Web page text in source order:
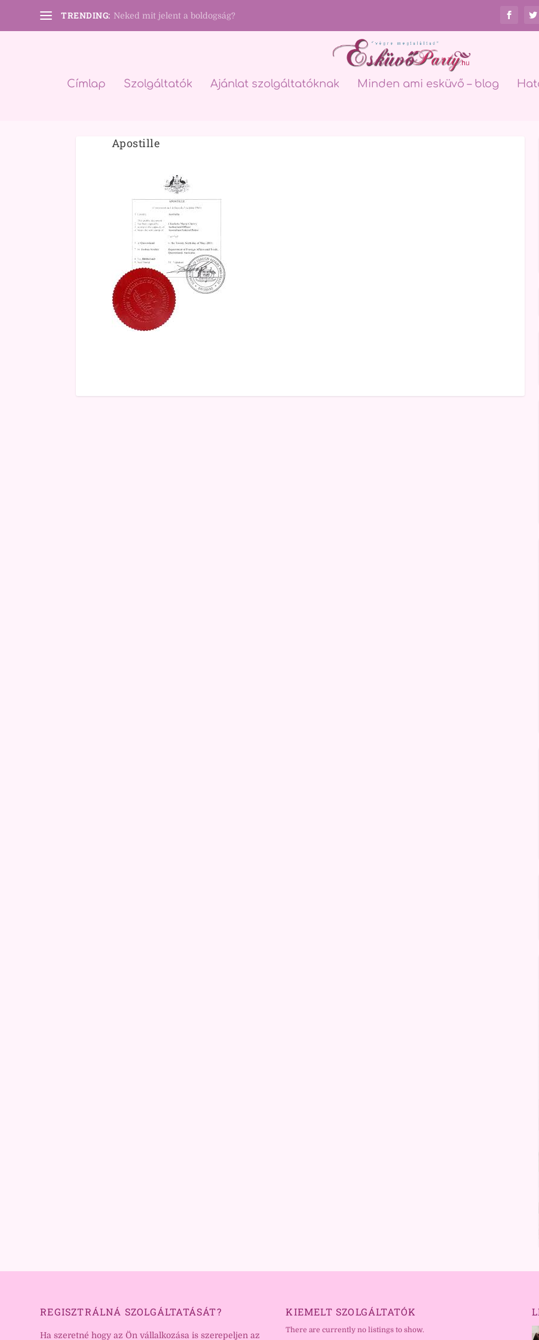
TRENDING: Neked mit jelent a boldogság?
Címlap Szolgáltatók Ajánlat szolgáltatóknak Minden ami esküvő – blog
Apostille
REGISZTRÁLNÁ SZOLGÁLTATÁSÁT?
Ha szeretné hogy az Ön vállalkozása is szerepeljen az
KIEMELT SZOLGÁLTATÓK
There are currently no listings to show.